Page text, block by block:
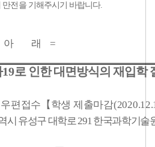
전을 기해주시기 바랍니다.
아 래 =
19로 인한 대면방식의 재입학
우편접수 【 학생 제출마감
시 유성구 대학로291한국과학기술